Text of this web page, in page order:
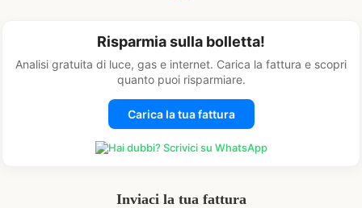
Risparmia sulla bolletta!
Analisi gratuita di luce, gas e internet. Carica la fattura e scopri
quanto puoi risparmiare.
Carica la tua fattura
Hai dubbi? Scrivici su WhatsApp
Inviaci la tua fattura